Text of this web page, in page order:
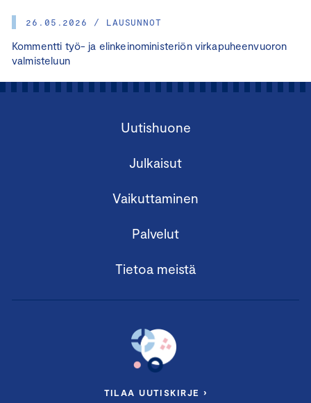
26.05.2026 / LAUSUNNOT
Kommentti työ- ja elinkeinoministeriön virkapuheenvuoron
valmisteluun
Uutishuone
Julkaisut
Vaikuttaminen
Palvelut
Tietoa meistä
TILAA UUTISKIRJE ›